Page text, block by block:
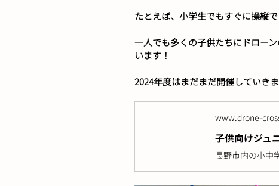
たとえば、小学生でもすぐに操縦
一人でも多くの子供たちにドロー
います！
2024年度はまだまだ開催していき
www.drone-
子供向けジュ